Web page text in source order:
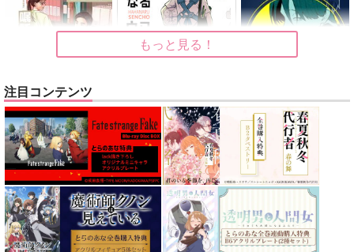
嘱託の成田さん2
体温
専売 715 円 （税込）
カラオケ行こ!
成田狂児×岡聡実
サンプル
母なる船長
なんちゃって語録
1,100円（税込）
Fate/Grand Order
イアソン
藤丸立香
サンプル
OUR
炎上生活
専売 787円（税込）
マックス×カート
サンプル
もっと見る！
注目コンテンツ